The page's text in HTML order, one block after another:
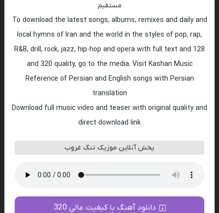
مستقیم
To download the latest songs, albums, remixes and daily and
local hymns of Iran and the world in the styles of pop, rap,
R&B, drill, rock, jazz, hip-hop and opera with full text and 128
and 320 quality, go to the media. Visit Kashan Music
Reference of Persian and English songs with Persian
translation
Download full music video and teaser with original quality and
direct download link
پخش آنلاین موزیک تنگ غروب
دانلود آهنگ با کیفیت عالی 320